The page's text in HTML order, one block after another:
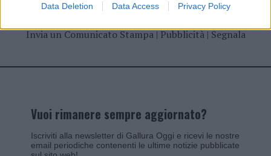
Data Deletion Data Access Privacy Policy
Invia un Comunicato Stampa|Pubblicità|Segnala
Vuoi rimanere sempre aggiornato?
Iscriviti alla newsletter di Gallura Oggi e ricevi le nostre
email periodiche contenenti le ultime notizie pubblicate